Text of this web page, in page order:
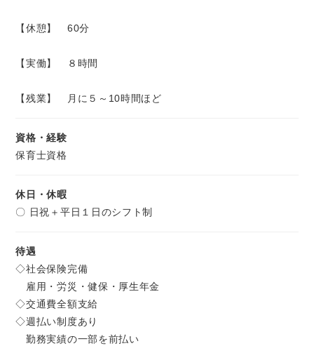
【休憩】 60分
【実働】 ８時間
【残業】 月に５～10時間ほど
資格・経験
保育士資格
休日・休暇
〇 日祝＋平日１日のシフト制
待遇
◇社会保険完備
雇用・労災・健保・厚生年金
◇交通費全額支給
◇週払い制度あり
勤務実績の一部を前払い